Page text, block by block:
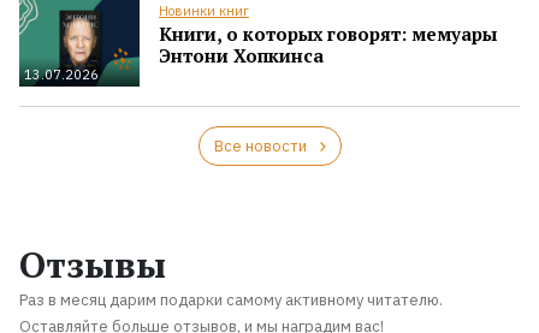
13.07.2026
Новинки книг
Книги, о которых говорят: мемуары
Энтони Хопкинса
Все новости
Отзывы
Раз в месяц дарим подарки самому активному читателю.
Оставляйте больше отзывов, и мы наградим вас!